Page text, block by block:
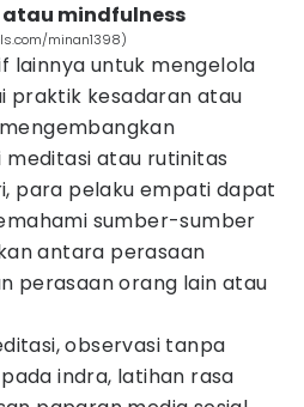
mindfulness
minan1398)
lainnya untuk mengelola
praktik kesadaran atau
meditasi atau rutinitas
para pelaku empati dapat
sumber-sumber
antara perasaan
perasaan orang lain atau
observasi tanpa
indra, latihan rasa